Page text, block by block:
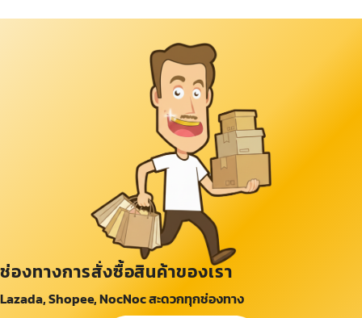
ช่องทางการสั่งซื้อสินค้าของเรา
Lazada, Shopee, NocNoc สะดวกทุกช่องทาง